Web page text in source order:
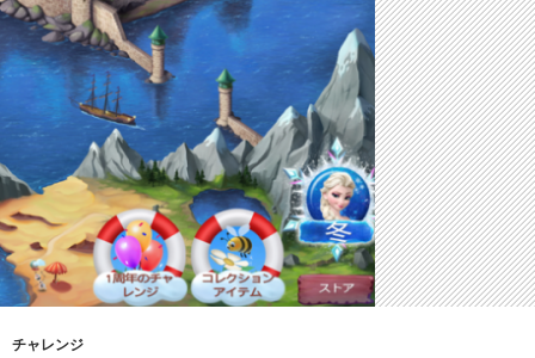
チャレンジ